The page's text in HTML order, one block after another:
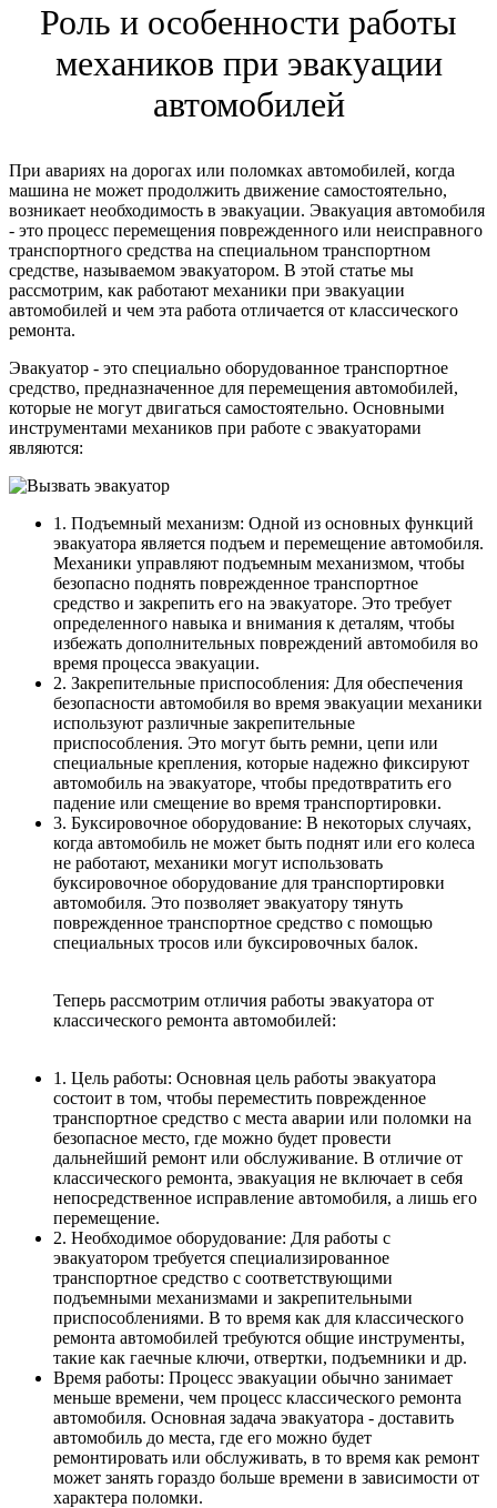
Роль и особенности работы
механиков при эвакуации
автомобилей
При авариях на дорогах или поломках автомобилей, когда
машина не может продолжить движение самостоятельно,
возникает необходимость в эвакуации. Эвакуация автомобиля
- это процесс перемещения поврежденного или неисправного
транспортного средства на специальном транспортном
средстве, называемом эвакуатором. В этой статье мы
рассмотрим, как работают механики при эвакуации
автомобилей и чем эта работа отличается от классического
ремонта.
Эвакуатор - это специально оборудованное транспортное
средство, предназначенное для перемещения автомобилей,
которые не могут двигаться самостоятельно. Основными
инструментами механиков при работе с эвакуаторами
являются:
1. Подъемный механизм: Одной из основных функций
эвакуатора является подъем и перемещение автомобиля.
Механики управляют подъемным механизмом, чтобы
безопасно поднять поврежденное транспортное
средство и закрепить его на эвакуаторе. Это требует
определенного навыка и внимания к деталям, чтобы
избежать дополнительных повреждений автомобиля во
время процесса эвакуации.
2. Закрепительные приспособления: Для обеспечения
безопасности автомобиля во время эвакуации механики
используют различные закрепительные
приспособления. Это могут быть ремни, цепи или
специальные крепления, которые надежно фиксируют
автомобиль на эвакуаторе, чтобы предотвратить его
падение или смещение во время транспортировки.
3. Буксировочное оборудование: В некоторых случаях,
когда автомобиль не может быть поднят или его колеса
не работают, механики могут использовать
буксировочное оборудование для транспортировки
автомобиля. Это позволяет эвакуатору тянуть
поврежденное транспортное средство с помощью
специальных тросов или буксировочных балок.
Теперь рассмотрим отличия работы эвакуатора от
классического ремонта автомобилей:
1. Цель работы: Основная цель работы эвакуатора
состоит в том, чтобы переместить поврежденное
транспортное средство с места аварии или поломки на
безопасное место, где можно будет провести
дальнейший ремонт или обслуживание. В отличие от
классического ремонта, эвакуация не включает в себя
непосредственное исправление автомобиля, а лишь его
перемещение.
2. Необходимое оборудование: Для работы с
эвакуатором требуется специализированное
транспортное средство с соответствующими
подъемными механизмами и закрепительными
приспособлениями. В то время как для классического
ремонта автомобилей требуются общие инструменты,
такие как гаечные ключи, отвертки, подъемники и др.
Время работы: Процесс эвакуации обычно занимает
меньше времени, чем процесс классического ремонта
автомобиля. Основная задача эвакуатора - доставить
автомобиль до места, где его можно будет
ремонтировать или обслуживать, в то время как ремонт
может занять гораздо больше времени в зависимости от
характера поломки.